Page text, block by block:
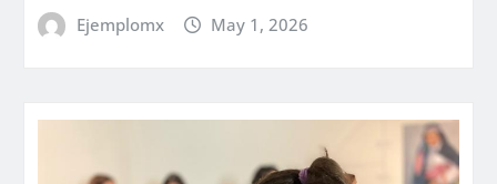
Ejemplomx May 1, 2026